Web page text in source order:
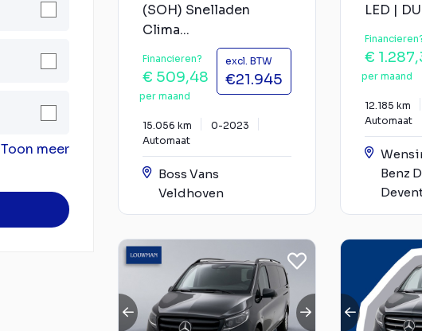
Toon meer
(SOH) Snelladen
Clima...
Financieren?
€ 509,48
per maand
excl. BTW
€21.945
15.056 km
0-2023
Automaat
Boss Vans
Veldhoven
LED |
€
per maand
12.185 km
Automaat
Benz